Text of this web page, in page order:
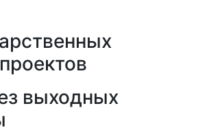
выходных